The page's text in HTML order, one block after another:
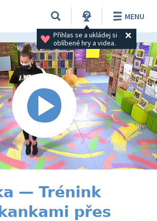
Přihlas se a ukládej si
oblíbené hry a videa.
MENU
— Trénink
přes